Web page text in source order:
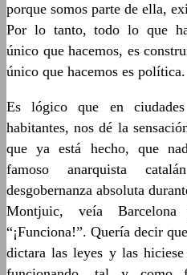
porque somos parte de ella,
Por lo tanto, todo lo que
único que hacemos, es
único que hacemos es política.
Es lógico que en
habitantes, nos dé la
que ya está hecho, que
famoso anarquista
desgobernanza absoluta
Montjuic, veía Barcelona
“¡Funciona!”. Quería decir
dictara las leyes y las